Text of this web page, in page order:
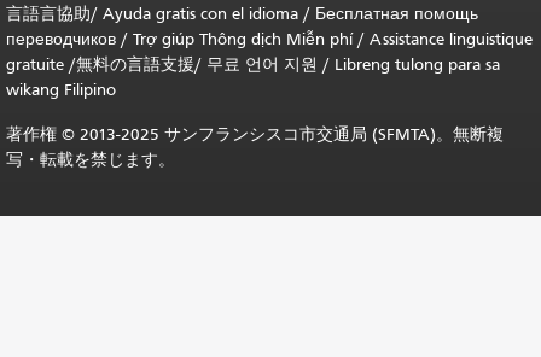
言語言協助/ Ayuda gratis con el idioma / Бесплатная помощь
переводчиков / Trợ giúp Thông dịch Miễn phí/ Assistance linguistique
gratuite /無料の言語支援/ 무료 언어 지원 / Libreng tulong para sa
wikang Filipino
著作権 © 2013-2025 サンフランシスコ市交通局 (SFMTA)。無断複
写・転載を禁じます。